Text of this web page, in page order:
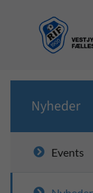
Nyheder
Events